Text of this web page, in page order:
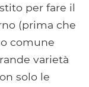
per fare il
(prima che
comune
varietà
solo le